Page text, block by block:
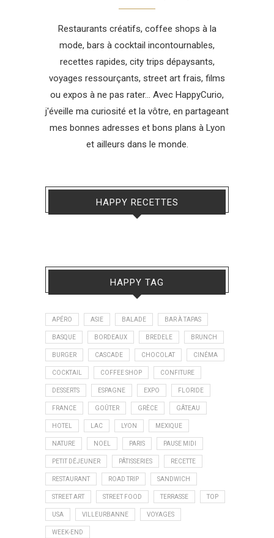
Restaurants créatifs, coffee shops à la
mode, bars à cocktail incontournables,
recettes rapides, city trips dépaysants,
voyages ressourçants, street art frais, films
ou expos à ne pas rater... Avec HappyCurio,
j'éveille ma curiosité et la vôtre, en partageant
mes bonnes adresses et bons plans à Lyon
et ailleurs dans le monde.
HAPPY RECETTES
HAPPY TAG
APÉRO ASIE BALADE BAR À TAPAS
BASQUE BORDEAUX BREDELE BRUNCH
BURGER CASCADE CHOCOLAT CINÉMA
COCKTAIL COFFEE SHOP CONFITURE
DESSERTS ESPAGNE EXPO FLORIDE
FRANCE GOÛTER GRÈCE GÂTEAU
HOTEL LAC LYON MEXIQUE
NATURE NOEL PARIS PAUSE MIDI
PETIT DÉJEUNER PÂTISSERIES RECETTE
RESTAURANT ROAD TRIP SANDWICH
STREET ART STREET FOOD TERRASSE TOP
USA VILLEURBANNE VOYAGES
WEEK-END